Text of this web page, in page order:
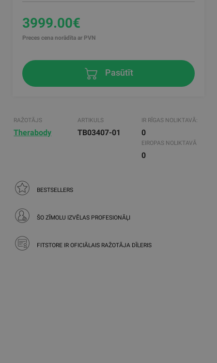
3999.00€
Preces cena norādīta ar PVN
Pasūtīt
RAŽOTĀJS
Therabody
ARTIKULS
TB03407-01
IR RĪGAS NOLIKTAVĀ:
0
EIROPAS NOLIKTAVĀ
0
BESTSELLERS
ŠO ZĪMOLU IZVĒLAS PROFESIONĀĻI
FITSTORE IR OFICIĀLAIS RAŽOTĀJA DĪLERIS